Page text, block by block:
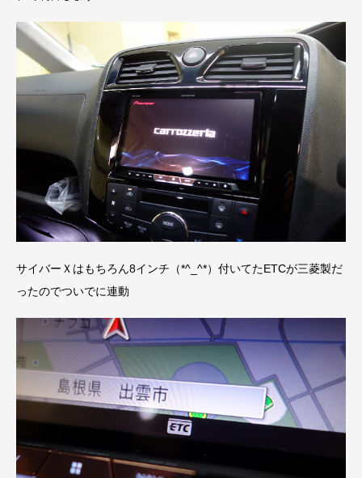
サイバーＸはもちろん8インチ（*^_^*）付いてたETCが三菱製だ
ったのでついでに連動